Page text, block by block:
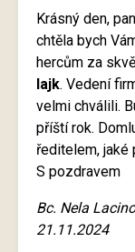
Krásný den,
chtěla bych
hercům za
lajk. Vedení
velmi chválili.
příští rok.
ředitelem, jaké
S pozdravem
Bc. Nela
21.11.2024